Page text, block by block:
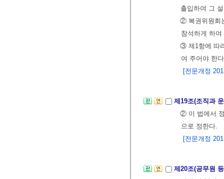
출입하여 그
② 복권위원회
참석하게 하
③ 제1항에 따
여 주어야 한
[전문개정
제19조(조직과
② 이 법에서
으로 정한다.
[전문개정
제20조(공무원